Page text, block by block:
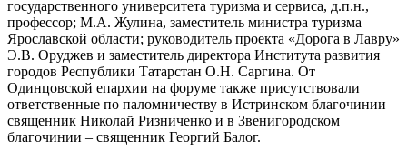
государственного университета туризма и сервиса, д.п.н.,
профессор; М.А. Жулина, заместитель министра туризма
Ярославской области; руководитель проекта «Дорога в Лавру»
Э.В. Оруджев и заместитель директора Института развития
городов Республики Татарстан О.Н. Саргина. От
Одинцовской епархии на форуме также присутствовали
ответственные по паломничеству в Истринском благочинии –
священник Николай Ризниченко и в Звенигородском
благочинии – священник Георгий Балог.